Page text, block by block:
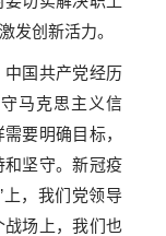
发创新活力。
国共产党经历
马克思主义信
要明确目标，
坚守。新冠疫
上，我们党领导
场上，我们也